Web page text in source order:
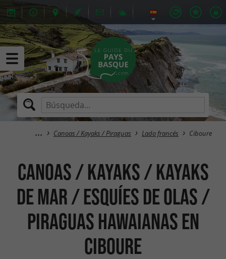
Canoas / Kayaks / Piraguas Lado francés Ciboure
Canoas / Kayaks / Kayaks
de mar / Esquíes de olas /
Piraguas hawaianas en
Ciboure